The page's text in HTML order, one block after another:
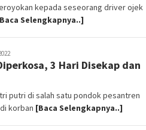
kepada seseorang driver ojek
Selengkapnya..]
3 Hari Disekap dan
putri di salah satu pondok pesantren
korban [Baca Selengkapnya..]